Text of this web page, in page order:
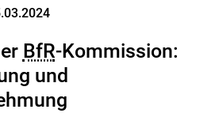
BfR-Kommission:
und